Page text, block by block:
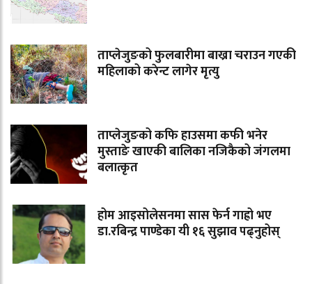
ताप्लेजुङको फुलबारीमा बाख्रा चराउन गएकी
महिलाको करेन्ट लागेर मृत्यु
ताप्लेजुङको कफि हाउसमा कफी भनेर
मुस्ताङे खाएकी बालिका नजिकैको जंगलमा
बलात्कृत
होम आइसोलेसनमा सास फेर्न गाह्रो भए
डा.रबिन्द्र पाण्डेका यी १६ सुझाव पढ्नुहोस्